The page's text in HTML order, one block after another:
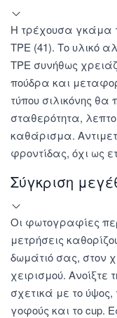
Η τρέχουσα γκάμα
TPE (41). Το υλικό
TPE συνήθως
πούδρα και
τύπου σιλικόνης
σταθερότητα,
καθάρισμα.
φροντίδας, όχι ως
Σύγκριση
Οι φωτογραφίες
μετρήσεις
δωμάτιό σας, στον
χειρισμού.
σχετικά με το ύψος,
γοφούς και το cup.